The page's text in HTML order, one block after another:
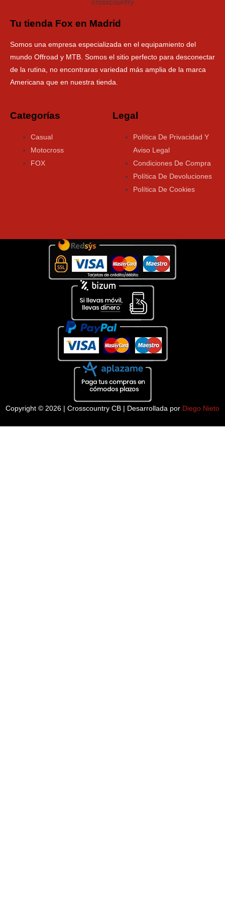
Tu tienda Fox en Madrid
Somos una empresa especializada en el equipamiento del
mundo Offroad y MTB. Somos el sitio perfecto para desconectar
de la rutina, no encontraras variedad más amplia de la marca
Americana que en nuestra tienda.
Categorías
Casual
Motocross
FOX
Legal
Política De Privacidad Y
Aviso Legal
Condiciones De Compra
Política De Devoluciones
Política De Cookies
Copyright © 2026 | Crosscountry CB | Desarrollada por Diego Nieto